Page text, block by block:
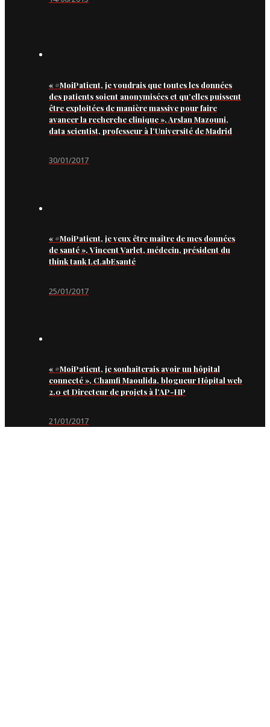
« #MoiPatient, je voudrais que toutes les données
des patients soient anonymisées et qu’elles puissent
être exploitées de manière massive pour faire
avancer la recherche clinique », Arslan Mazouni,
data scientist, professeur à l’Université de Madrid
30/01/2017
« #MoiPatient, je veux être maître de mes données
de santé », Vincent Varlet, médecin, président du
think tank LeLabEsanté
25/01/2017
« #MoiPatient, je souhaiterais avoir un hôpital
connecté », Chamfi Maoulida, blogueur Hôpital web
2.0 et Directeur de projets à l’AP-HP
21/01/2017